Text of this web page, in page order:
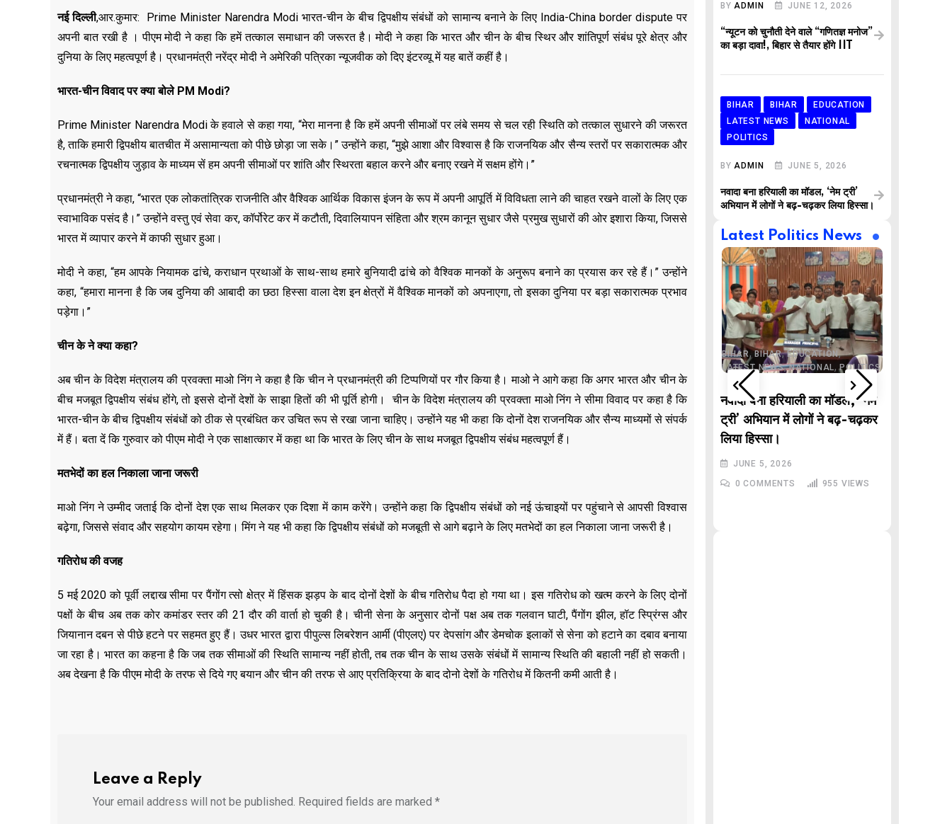
नई दिल्ली,आर.कुमार:
Prime Minister Narendra Modi भारत-चीन के बीच द्विपक्षीय संबंधों को सामान्य बनाने के लिए India-China border dispute पर
अपनी बात रखी है । पीएम मोदी ने कहा कि हमें तत्काल समाधान की जरूरत है। मोदी ने कहा कि भारत और चीन के बीच स्थिर और शांतिपूर्ण संबंध पूरे क्षेत्र और
दुनिया के लिए महत्वपूर्ण है। प्रधानमंत्री नरेंद्र मोदी ने अमेरिकी पत्रिका न्यूजवीक को दिए इंटरव्यू में यह बातें कहीं है।
भारत-चीन विवाद पर क्या बोले PM Modi?
Prime Minister Narendra Modi के हवाले से कहा गया, “मेरा मानना है कि हमें अपनी सीमाओं पर लंबे समय से चल रही स्थिति को तत्काल सुधारने की जरूरत
है, ताकि हमारी द्विपक्षीय बातचीत में असामान्यता को पीछे छोड़ा जा सके।” उन्होंने कहा, “मुझे आशा और विश्वास है कि राजनयिक और सैन्य स्तरों पर सकारात्मक और
रचनात्मक द्विपक्षीय जुड़ाव के माध्यम सें हम अपनी सीमाओं पर शांति और स्थिरता बहाल करने और बनाए रखने में सक्षम होंगे।”
प्रधानमंत्री ने कहा, “भारत एक लोकतांत्रिक राजनीति और वैश्विक आर्थिक विकास इंजन के रूप में अपनी आपूर्ति में विविधता लाने की चाहत रखने वालों के लिए एक
स्वाभाविक पसंद है।” उन्होंने वस्तु एवं सेवा कर, कॉर्पोरेट कर में कटौती, दिवालियापन संहिता और श्रम कानून सुधार जैसे प्रमुख सुधारों की ओर इशारा किया, जिससे
भारत में व्यापार करने में काफी सुधार हुआ।
मोदी ने कहा, “हम आपके नियामक ढांचे, कराधान प्रथाओं के साथ-साथ हमारे बुनियादी ढांचे को वैश्विक मानकों के अनुरूप बनाने का प्रयास कर रहे हैं।” उन्होंने
कहा, “हमारा मानना है कि जब दुनिया की आबादी का छठा हिस्सा वाला देश इन क्षेत्रों में वैश्विक मानकों को अपनाएगा, तो इसका दुनिया पर बड़ा सकारात्मक प्रभाव
पड़ेगा।”
चीन के ने क्या कहा?
अब चीन के विदेश मंत्रालय की प्रवक्ता माओ निंग ने कहा है कि चीन ने प्रधानमंत्री की टिप्पणियों पर गौर किया है। माओ ने आगे कहा कि अगर भारत और चीन के
बीच मजबूत द्विपक्षीय संबंध होंगे, तो इससे दोनों देशों के साझा हितों की भी पूर्ति होगी। चीन के विदेश मंत्रालय की प्रवक्ता माओ निंग ने सीमा विवाद पर कहा है कि
भारत-चीन के बीच द्विपक्षीय संबंधों को ठीक से प्रबंधित कर उचित रूप से रखा जाना चाहिए। उन्होंने यह भी कहा कि दोनों देश राजनयिक और सैन्य माध्यमों से संपर्क
में हैं। बता दें कि गुरुवार को पीएम मोदी ने एक साक्षात्कार में कहा था कि भारत के लिए चीन के साथ मजबूत द्विपक्षीय संबंध महत्वपूर्ण हैं।
मतभेदों का हल निकाला जाना जरूरी
माओ निंग ने उम्मीद जताई कि दोनों देश एक साथ मिलकर एक दिशा में काम करेंगे। उन्होंने कहा कि द्विपक्षीय संबंधों को नई ऊंचाइयों पर पहुंचाने से आपसी विश्वास
बढ़ेगा, जिससे संवाद और सहयोग कायम रहेगा। मिंग ने यह भी कहा कि द्विपक्षीय संबंधों को मजबूती से आगे बढ़ाने के लिए मतभेदों का हल निकाला जाना जरूरी है।
गतिरोध की वजह
5 मई 2020 को पूर्वी लद्दाख सीमा पर पैंगोंग त्सो क्षेत्र में हिंसक झड़प के बाद दोनों देशों के बीच गतिरोध पैदा हो गया था। इस गतिरोध को खत्म करने के लिए दोनों
पक्षों के बीच अब तक कोर कमांडर स्तर की 21 दौर की वार्ता हो चुकी है। चीनी सेना के अनुसार दोनों पक्ष अब तक गलवान घाटी, पैंगोंग झील, हॉट स्प्रिंग्स और
जियानान दबन से पीछे हटने पर सहमत हुए हैं। उधर भारत द्वारा पीपुल्स लिबरेशन आर्मी (पीएलए) पर देपसांग और डेमचोक इलाकों से सेना को हटाने का दबाव बनाया
जा रहा है। भारत का कहना है कि जब तक सीमाओं की स्थिति सामान्य नहीं होती, तब तक चीन के साथ उसके संबंधों में सामान्य स्थिति की बहाली नहीं हो सकती।
अब देखना है कि पीएम मोदी के तरफ से दिये गए बयान और चीन की तरफ से आए प्रतिक्रिया के बाद दोनो देशों के गतिरोध में कितनी कमी आती है।
Leave a Reply
Your email address will not be published. Required fields are marked *
BYADMIN JUNE 12, 2026
“न्यूटन को चुनौती देने वाले “गणितज्ञ मनोज”
का बड़ा दावा!, बिहार से तैयार होंगे IIT
BIHAR BIHAR
EDUCATION
LATEST NEWS
NATIONAL
POLITICS
BYADMIN JUNE 5, 2026
नवादा बना हरियाली का मॉडल, ‘नेम ट्री’
अभियान में लोगों ने बढ़-चढ़कर लिया हिस्सा।
Latest Politics News
DELHI ,LATEST NEWS ,NATIONAL ,
POLITICS
Malviya Nagar Fire
0
COMMENTS
“न्यूटन को चुनौती देने वाले “गणितज्ञ
मनोज” का बड़ा दावा!, बिहार से
तैयार होंगे IIT
BIHAR,BIHAR,EDUCATION,
LATEST NEWS,NATIONAL,POLITICS
नवादा बना हरियाली का मॉडल, ‘नेम
ट्री’ अभियान में लोगों ने बढ़-चढ़कर
लिया हिस्सा।
JUNE 5, 2026
0 COMMENTS 955 VIEWS